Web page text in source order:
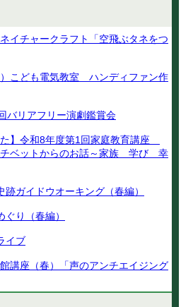
イチャークラフト「空飛ぶタネをつ
）こども電気教室 ハンディファン作
リアフリー演劇鑑賞会
た】令和8年度第1回家庭教育講座
チベットからのお話～家族 学び 幸
ガイドウオーキング（春編）
り（春編）
イブ
館講座（春）「声のアンチエイジング